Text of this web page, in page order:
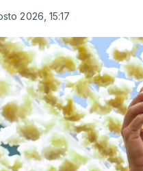
2026, 15:17